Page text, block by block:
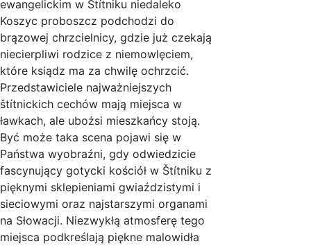
ewangelickim w Štítniku niedaleko
Koszyc proboszcz podchodzi do
brązowej chrzcielnicy, gdzie już czekają
niecierpliwi rodzice z niemowlęciem,
które ksiądz ma za chwilę ochrzcić.
Przedstawiciele najważniejszych
štítnickich cechów mają miejsca w
ławkach, ale ubożsi mieszkańcy stoją.
Być może taka scena pojawi się w
Państwa wyobraźni, gdy odwiedzicie
fascynujący gotycki kościół w Štítniku z
pięknymi sklepieniami gwiaździstymi i
sieciowymi oraz najstarszymi organami
na Słowacji. Niezwykłą atmosferę tego
miejsca podkreślają piękne malowidła